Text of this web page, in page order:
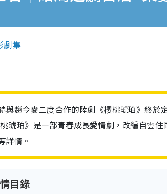
劇集
與趙今麥二度合作的陸劇《櫻桃琥珀》終於
琥珀》是一部青春成長愛情劇，改編自雲住
詳情。
目錄